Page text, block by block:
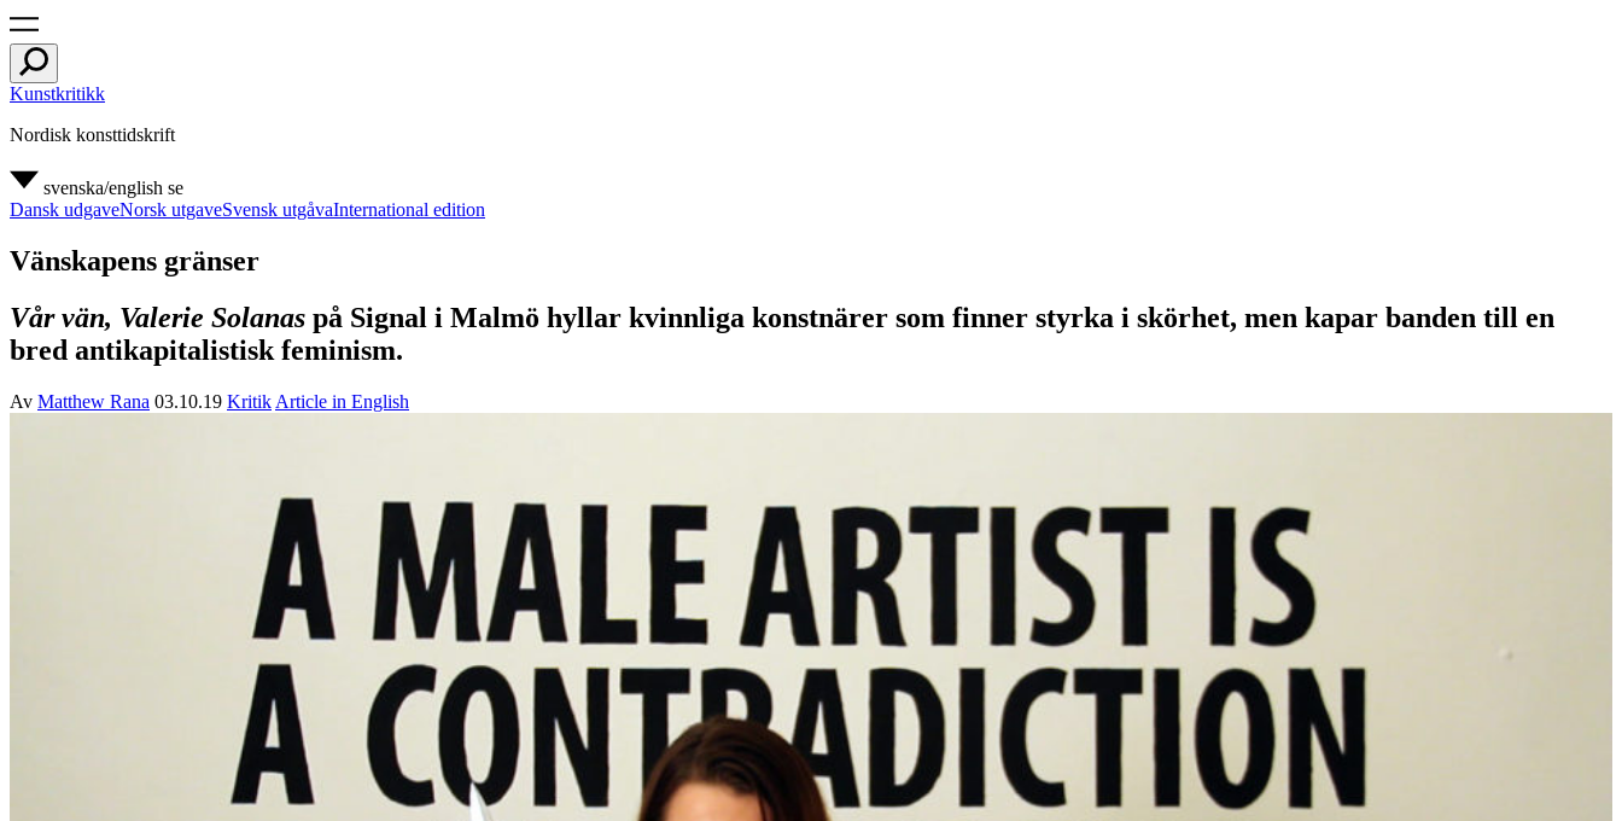
Kunstkritikk
Nordisk konsttidskrift
svenska/english se
Dansk udgaveNorsk utgaveSvensk utgåvaInternational edition
Vänskapens gränser
Vår vän, Valerie Solanas på Signal i Malmö hyllar kvinnliga konstnärer som finner styrka i skörhet, men kapar banden till en
bred antikapitalistisk feminism.
Av Matthew Rana 03.10.19 Kritik Article in English